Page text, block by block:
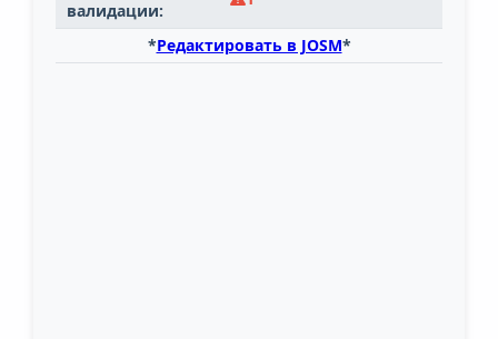
валидации:
*Редактировать в JOSM*